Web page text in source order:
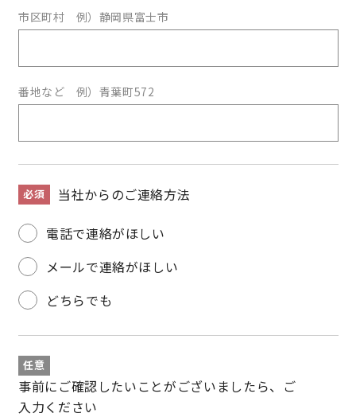
市区町村 例）静岡県富士市
番地など 例）青葉町572
必須 当社からのご連絡方法
電話で連絡がほしい
メールで連絡がほしい
どちらでも
任意
事前にご確認したいことがございましたら、ご
入力ください